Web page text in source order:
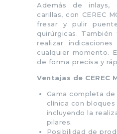
Además de inlays,
carillas, con CEREC
fresar y pulir
quirúrgicas.
realizar
cualquier momento.
de forma precisa y
Ventajas de CEREC
Gama completa
clínica con
incluyendo la
pilares.
Posibilidad de